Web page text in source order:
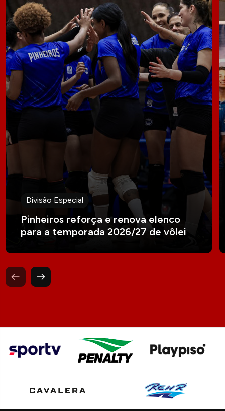
Divisão Especial
Pinheiros reforça e renova elenco
para a temporada 2026/27 de vôlei